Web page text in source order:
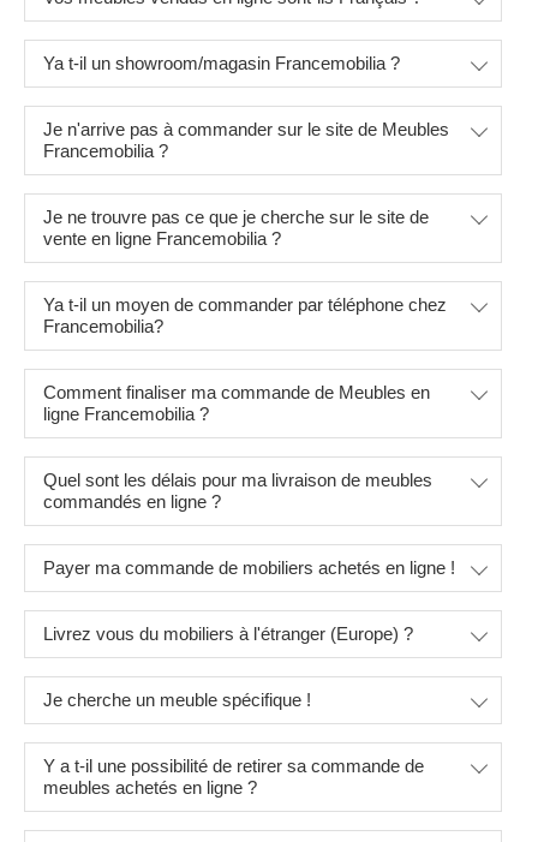
Ya t-il un showroom/magasin Francemobilia ?
Je n'arrive pas à commander sur le site de Meubles
Francemobilia ?
Je ne trouvre pas ce que je cherche sur le site de
vente en ligne Francemobilia ?
Ya t-il un moyen de commander par téléphone chez
Francemobilia?
Comment finaliser ma commande de Meubles en
ligne Francemobilia ?
Quel sont les délais pour ma livraison de meubles
commandés en ligne ?
Payer ma commande de mobiliers achetés en ligne !
Livrez vous du mobiliers à l'étranger (Europe) ?
Je cherche un meuble spécifique !
Y a t-il une possibilité de retirer sa commande de
meubles achetés en ligne ?